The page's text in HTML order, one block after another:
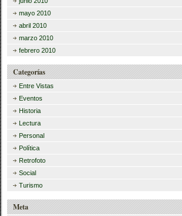
mayo 2010
abril 2010
marzo 2010
febrero 2010
Categorías
Entre Vistas
Eventos
Historia
Lectura
Personal
Política
Retrofoto
Social
Turismo
Meta